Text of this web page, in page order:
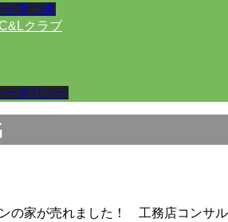
が育つ家
クラブ
ーポリシー
の家が売れました！ 工務店コンサ